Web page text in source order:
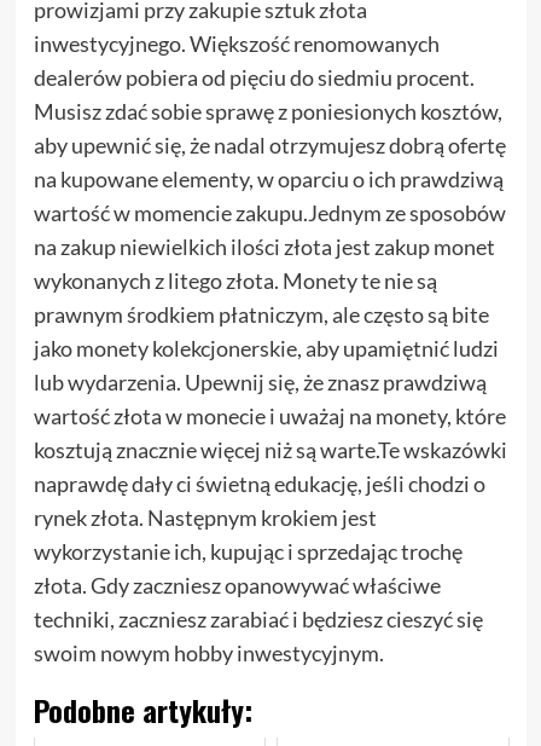
prowizjami przy zakupie sztuk złota
inwestycyjnego. Większość renomowanych
dealerów pobiera od pięciu do siedmiu procent.
Musisz zdać sobie sprawę z poniesionych kosztów,
aby upewnić się, że nadal otrzymujesz dobrą ofertę
na kupowane elementy, w oparciu o ich prawdziwą
wartość w momencie zakupu.Jednym ze sposobów
na zakup niewielkich ilości złota jest zakup monet
wykonanych z litego złota. Monety te nie są
prawnym środkiem płatniczym, ale często są bite
jako monety kolekcjonerskie, aby upamiętnić ludzi
lub wydarzenia. Upewnij się, że znasz prawdziwą
wartość złota w monecie i uważaj na monety, które
kosztują znacznie więcej niż są warte.Te wskazówki
naprawdę dały ci świetną edukację, jeśli chodzi o
rynek złota. Następnym krokiem jest
wykorzystanie ich, kupując i sprzedając trochę
złota. Gdy zaczniesz opanowywać właściwe
techniki, zaczniesz zarabiać i będziesz cieszyć się
swoim nowym hobby inwestycyjnym.
Podobne artykuły: